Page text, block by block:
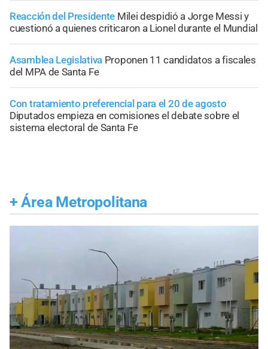
Reacción del Presidente Milei despidió a Jorge Messi y
cuestionó a quienes criticaron a Lionel durante el Mundial
Asamblea Legislativa Proponen 11 candidatos a fiscales
del MPA de Santa Fe
Con tratamiento preferencial para el 20 de agosto
Diputados empieza en comisiones el debate sobre el
sistema electoral de Santa Fe
+ Área Metropolitana